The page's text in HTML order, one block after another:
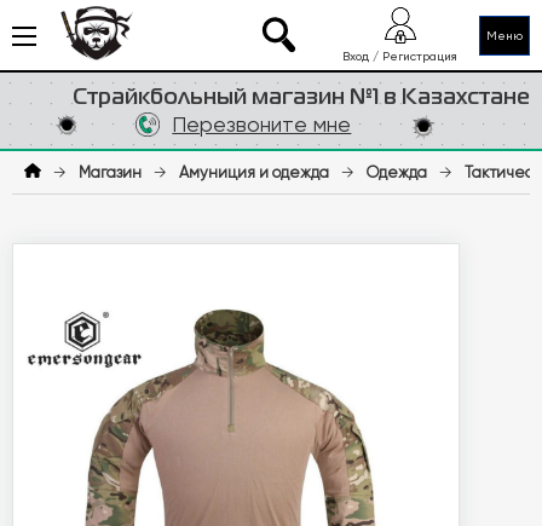
Меню
Страйкбольный магазин №1 в Казахстане
Вход / Регистрация
Перезвоните мне
→ Магазин → Амуниция и одежда → Одежда →